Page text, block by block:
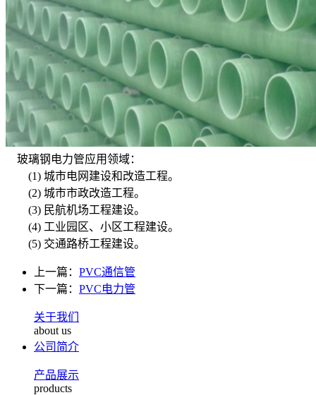
玻璃钢电力管应用领域：
(1) 城市电网建设和改造工程。
(2) 城市市政改造工程。
(3) 民航机场工程建设。
(4) 工业园区、小区工程建设。
(5) 交通路桥工程建设。
上一篇： PVC通信管
下一篇： PVC电力管
关于我们
about us
公司简介
产品展示
products